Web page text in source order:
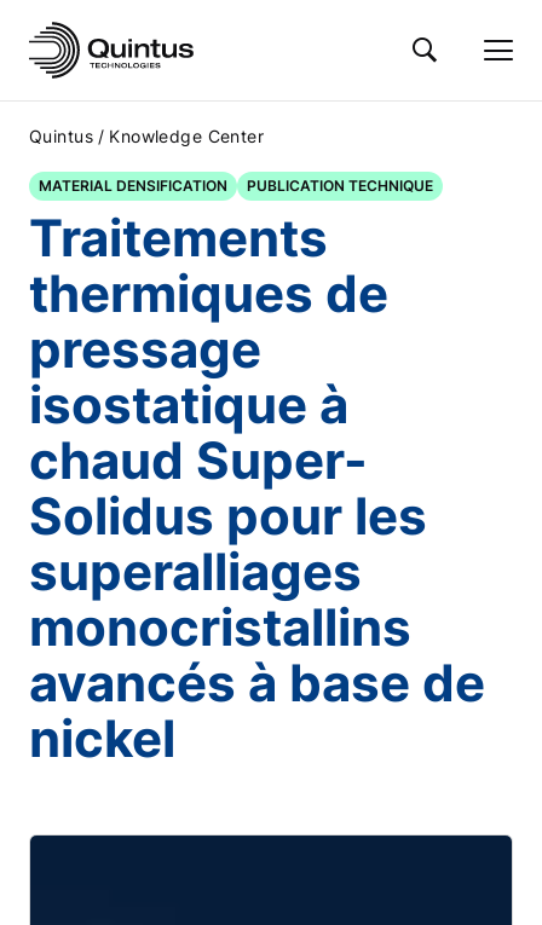
Quintus / Knowledge Center
MATERIAL DENSIFICATION PUBLICATION TECHNIQUE
Traitements
thermiques de
pressage
isostatique à
chaud Super-
Solidus pour les
superalliages
monocristallins
avancés à base de
nickel